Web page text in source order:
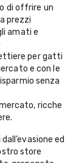
di offrire un
a prezzi
amati e
per gatti
e con le
senza
ricche
ed
store